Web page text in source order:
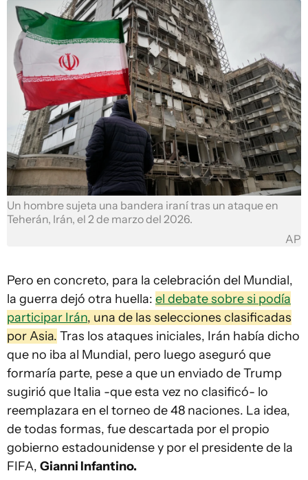
Un hombre sujeta una bandera iraní tras un ataque en
Teherán, Irán, el 2 de marzo del 2026.
AP
Pero en concreto, para la celebración del Mundial,
la guerra dejó otra huella: el debate sobre si podía
participar Irán, una de las selecciones clasificadas
por Asia. Tras los ataques iniciales, Irán había dicho
que no iba al Mundial, pero luego aseguró que
formaría parte, pese a que un enviado de Trump
sugirió que Italia -que esta vez no clasificó- lo
reemplazara en el torneo de 48 naciones. La idea,
de todas formas, fue descartada por el propio
gobierno estadounidense y por el presidente de la
FIFA, Gianni Infantino.